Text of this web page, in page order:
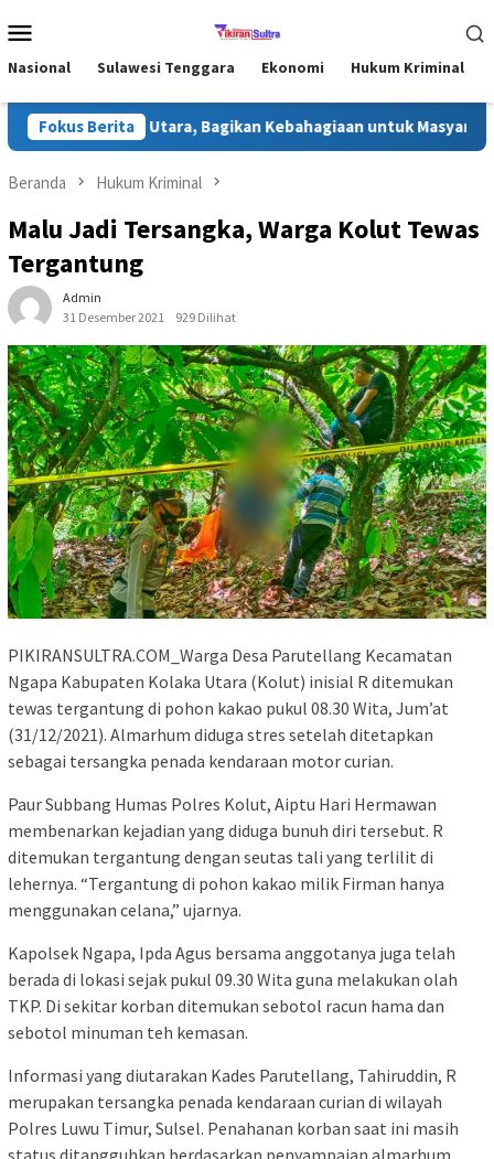
ke
Mobile
Nasional Sulawesi Tenggara Ekonomi Hukum Kriminal
Fokus Berita
di Konawe Utara, Bagikan Kebahagiaan untuk Masyarakat
Beranda Hukum Kriminal
Malu Jadi Tersangka, Warga Kolut Tewas
Tergantung
Admin
31 Desember 2021
929 Dilihat
PIKIRANSULTRA.COM_Warga Desa Parutellang Kecamatan
Ngapa Kabupaten Kolaka Utara (Kolut) inisial R ditemukan
tewas tergantung di pohon kakao pukul 08.30 Wita, Jum’at
(31/12/2021). Almarhum diduga stres setelah ditetapkan
sebagai tersangka penada kendaraan motor curian.
Paur Subbang Humas Polres Kolut, Aiptu Hari Hermawan
membenarkan kejadian yang diduga bunuh diri tersebut. R
ditemukan tergantung dengan seutas tali yang terlilit di
lehernya. “Tergantung di pohon kakao milik Firman hanya
menggunakan celana,” ujarnya.
Kapolsek Ngapa, Ipda Agus bersama anggotanya juga telah
berada di lokasi sejak pukul 09.30 Wita guna melakukan olah
TKP. Di sekitar korban ditemukan sebotol racun hama dan
sebotol minuman teh kemasan.
Informasi yang diutarakan Kades Parutellang, Tahiruddin, R
merupakan tersangka penada kendaraan curian di wilayah
Polres Luwu Timur, Sulsel. Penahanan korban saat ini masih